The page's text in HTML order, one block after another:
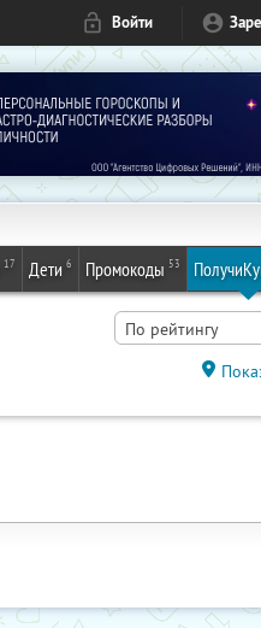
Войти
17 Дети 6 Промокоды 53
По рейтингу